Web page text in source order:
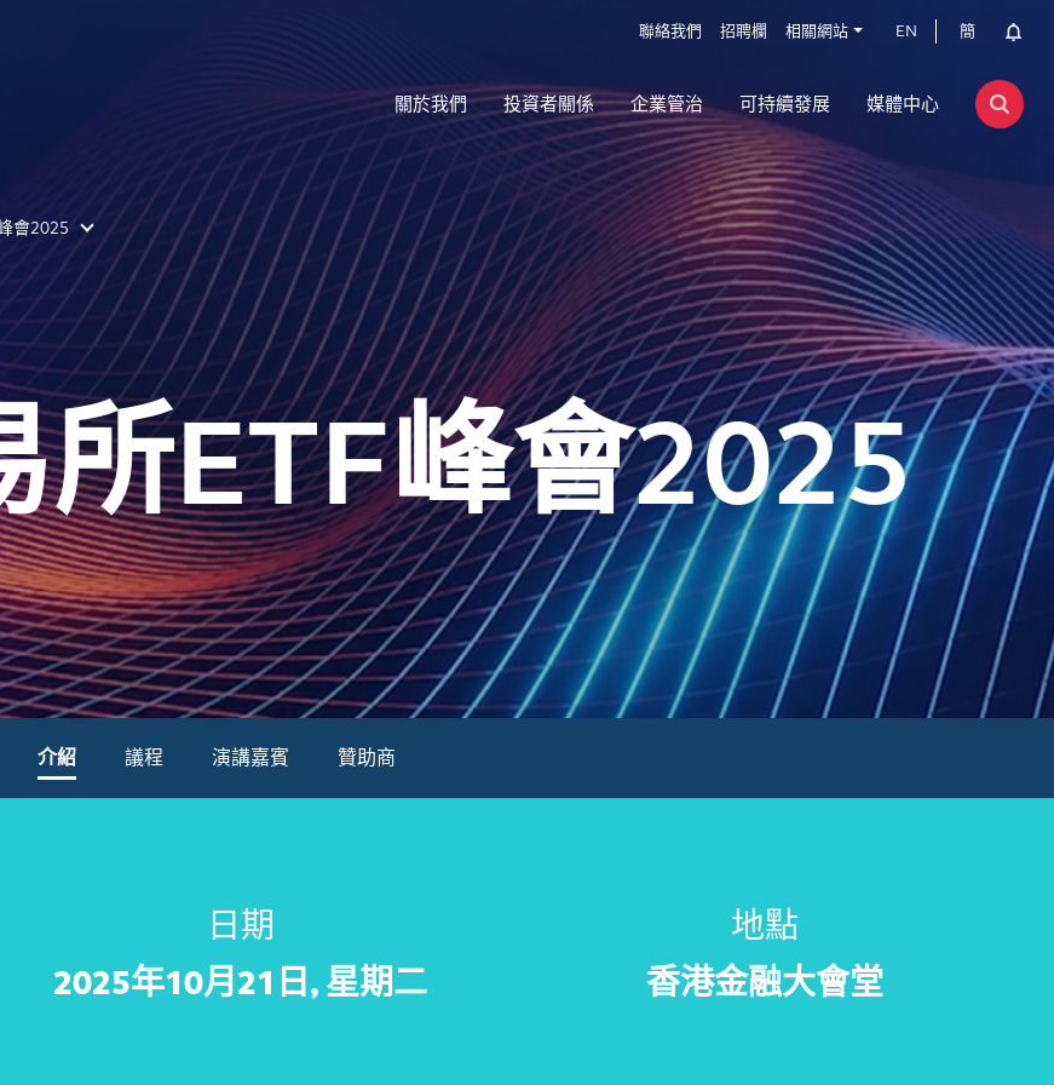
聯絡我們 招聘欄 相關網站 EN 簡
關於我們 投資者關係 企業管治 可持續發展 媒體中心
會2025
所ETF峰會2025
介紹 議程 演講嘉賓 贊助商
日期
2025年10月21日, 星期二
地點
香港金融大會堂